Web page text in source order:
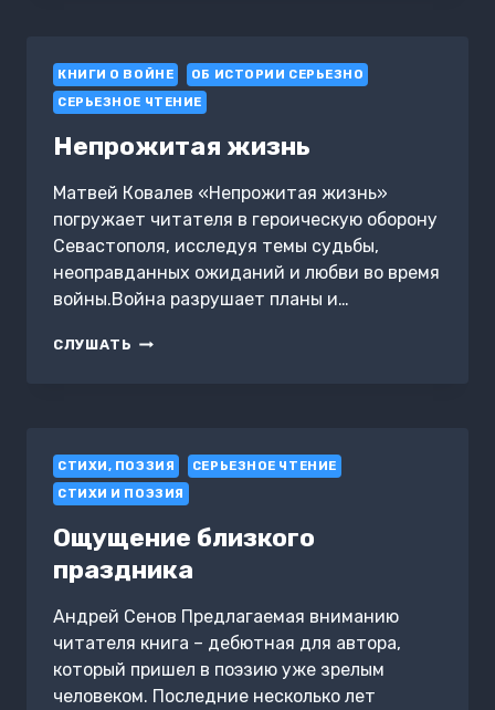
КНИГИ О ВОЙНЕ
ОБ ИСТОРИИ СЕРЬЕЗНО
СЕРЬЕЗНОЕ ЧТЕНИЕ
Непрожитая жизнь
Матвей Ковалев «Непрожитая жизнь»
погружает читателя в героическую оборону
Севастополя, исследуя темы судьбы,
неоправданных ожиданий и любви во время
войны.Война разрушает планы и…
СЛУШАТЬ НЕПРОЖИТАЯ
CТИХИ, ПОЭЗИЯ
СЕРЬЕЗНОЕ ЧТЕНИЕ
СТИХИ И ПОЭЗИЯ
Ощущение близкого
праздника
Андрей Сенов Предлагаемая вниманию
читателя книга – дебютная для автора,
который пришел в поэзию уже зрелым
человеком. Последние несколько лет